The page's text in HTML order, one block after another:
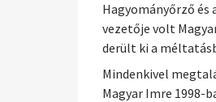
Hagyományőrző és
vezetője volt
derült ki a
Mindenkivel
Magyar Imre 1998-